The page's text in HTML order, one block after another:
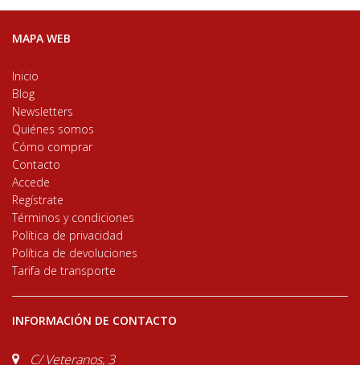
MAPA WEB
Inicio
Blog
Newsletters
Quiénes somos
Cómo comprar
Contacto
Accede
Regístrate
Términos y condiciones
Política de privacidad
Política de devoluciones
Tarifa de transporte
INFORMACIÓN DE CONTACTO
C/ Veteranos, 3